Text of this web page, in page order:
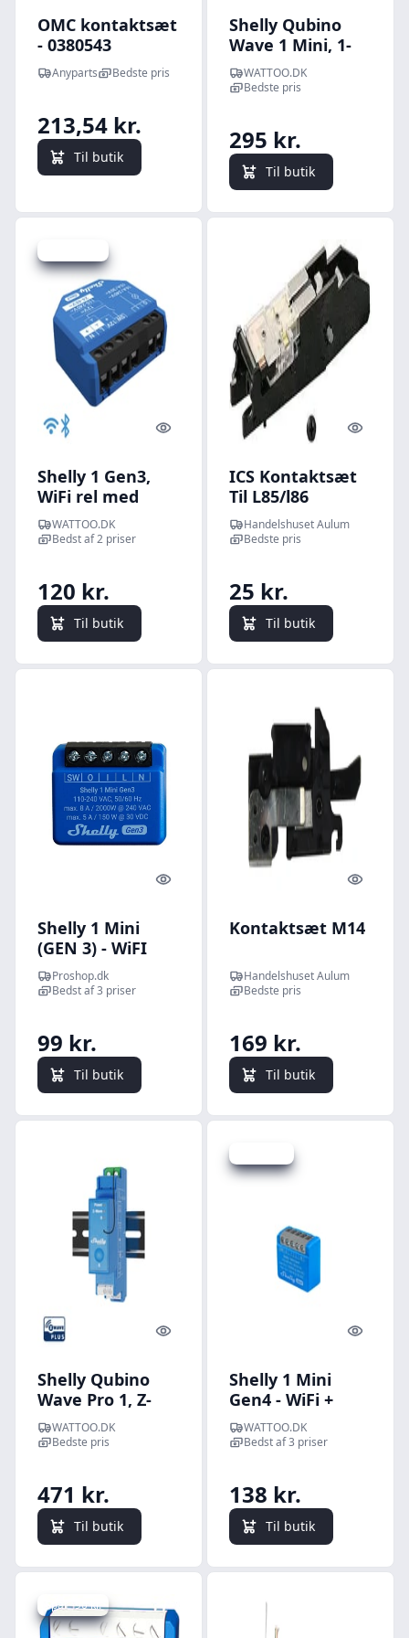
OMC kontaktsæt
- 0380543
Anyparts Bedste pris
213,54 kr.
Til butik
Shelly Qubino
Wave 1 Mini, 1-
kanals rel, 8A
WATTOO.DK
Bedste pris
295 kr.
Til butik
Quick look
Shelly 1 Gen3,
WiFi rel med
potentialfrit
kontaktst, 16A
WATTOO.DK
Bedst af 2 priser
120 kr.
Til butik
Quick
ICS Kontaktsæt
Til L85/l86
Handelshuset Aulum
Bedste pris
25 kr.
Til butik
Quick look
Shelly 1 Mini
(GEN 3) - WiFI
relæ med
potentialfrit
Proshop.dk
Bedst af 3 priser
99 kr.
Til butik
Quick
Kontaktsæt M14
Handelshuset Aulum
Bedste pris
169 kr.
Til butik
Quick look
Shelly Qubino
Wave Pro 1, Z-
Wave smart rel,
16A,
WATTOO.DK
Bedste pris
471 kr.
Til butik
Quick
Shelly 1 Mini
Gen4 - WiFi +
Zigbee rel,
potentialfrit
WATTOO.DK
Bedst af 3 priser
138 kr.
Til butik
Spar -90 kr.